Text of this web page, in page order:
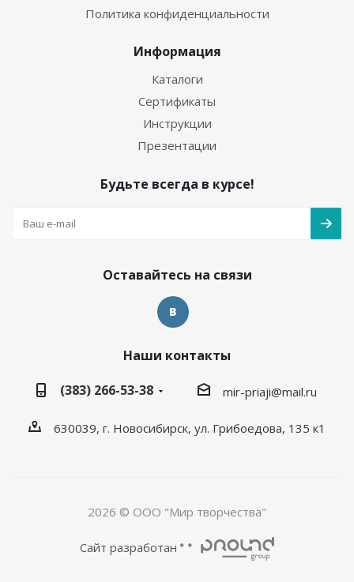
Политика конфиденциальности
Информация
Каталоги
Сертификаты
Инструкции
Презентации
Будьте всегда в курсе!
Оставайтесь на связи
Наши контакты
(383) 266-53-38
mir-priaji@mail.ru
630039, г. Новосибирск, ул. Грибоедова, 135 к1
2026 © ООО "Мир творчества"
Сайт разработан